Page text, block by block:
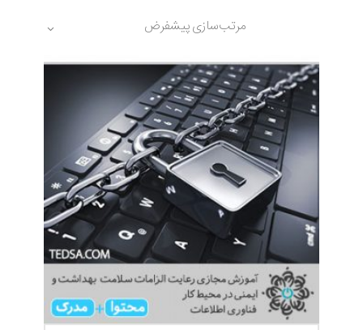
مرتب‌سازی پیشفرض